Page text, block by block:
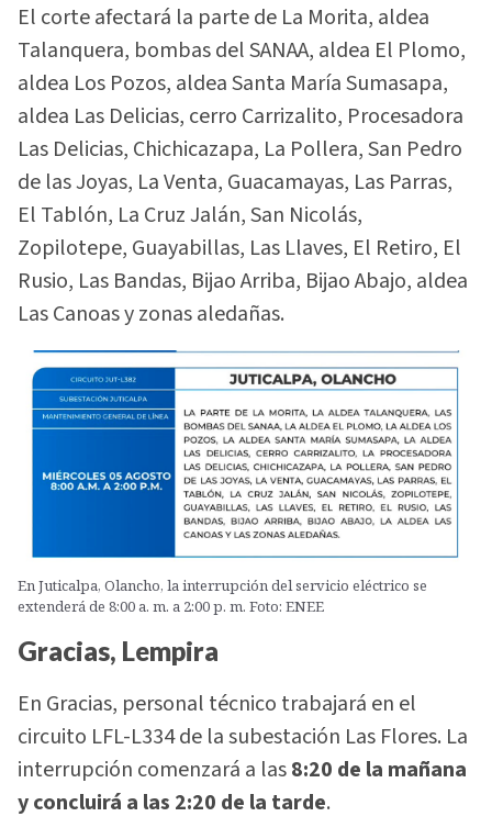
El corte afectará la parte de La Morita, aldea
Talanquera, bombas del SANAA, aldea El Plomo,
aldea Los Pozos, aldea Santa María Sumasapa,
aldea Las Delicias, cerro Carrizalito, Procesadora
Las Delicias, Chichicazapa, La Pollera, San Pedro
de las Joyas, La Venta, Guacamayas, Las Parras,
El Tablón, La Cruz Jalán, San Nicolás,
Zopilotepe, Guayabillas, Las Llaves, El Retiro, El
Rusio, Las Bandas, Bijao Arriba, Bijao Abajo, aldea
Las Canoas y zonas aledañas.
En Juticalpa, Olancho, la interrupción del servicio eléctrico se
extenderá de 8:00 a. m. a 2:00 p. m. Foto: ENEE
Gracias, Lempira
En Gracias, personal técnico trabajará en el
circuito LFL-L334 de la subestación Las Flores. La
interrupción comenzará a las8:20 de la mañana
y concluirá a las 2:20 de la tarde.